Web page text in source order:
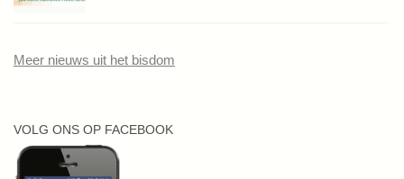
Meer nieuws uit het bisdom
VOLG ONS OP FACEBOOK